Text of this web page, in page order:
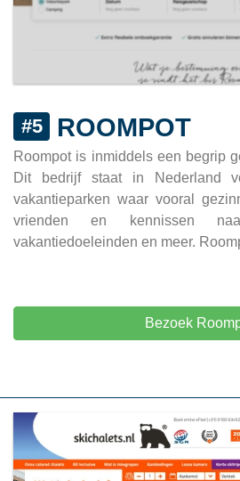
#5 ROOMPOT
Roompot is inmiddels een begrip
Dit bedrijf staat in Nederland
vakantieparken waar vooral
vrienden en kennissen
vakantiedoeleinden en meer.
Bezoek